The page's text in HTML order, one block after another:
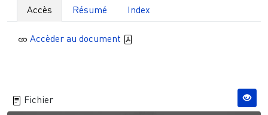
Accès Résumé Index
Accèder au document
Fichier